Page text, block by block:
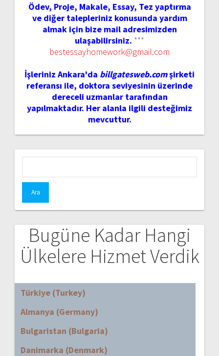
Ödev, Proje, Makale, Essay, Tez yaptırma
ve diğer talepleriniz konusunda yardım
almak için bize mail adresimizden
ulaşabilirsiniz. ***
bestessayhomework@gmail.com
İşleriniz Ankara'da billgatesweb.comşirketi
referansı ile, doktora seviyesinin üzerinde
dereceli uzmanlar tarafından
yapılmaktadır. Her alanla ilgili desteğimiz
mevcuttur.
Bugüne Kadar Hangi
Ülkelere Hizmet Verdik
Türkiye (Turkey)
Almanya (Germany)
Bulgaristan (Bulgaria)
Danimarka (Denmark)